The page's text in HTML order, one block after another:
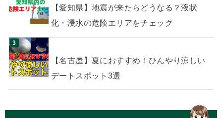
【愛知県】地震が来たらどうなる？液状
化・浸水の危険エリアをチェック
【名古屋】夏におすすめ！ひんやり涼しい
デートスポット3選